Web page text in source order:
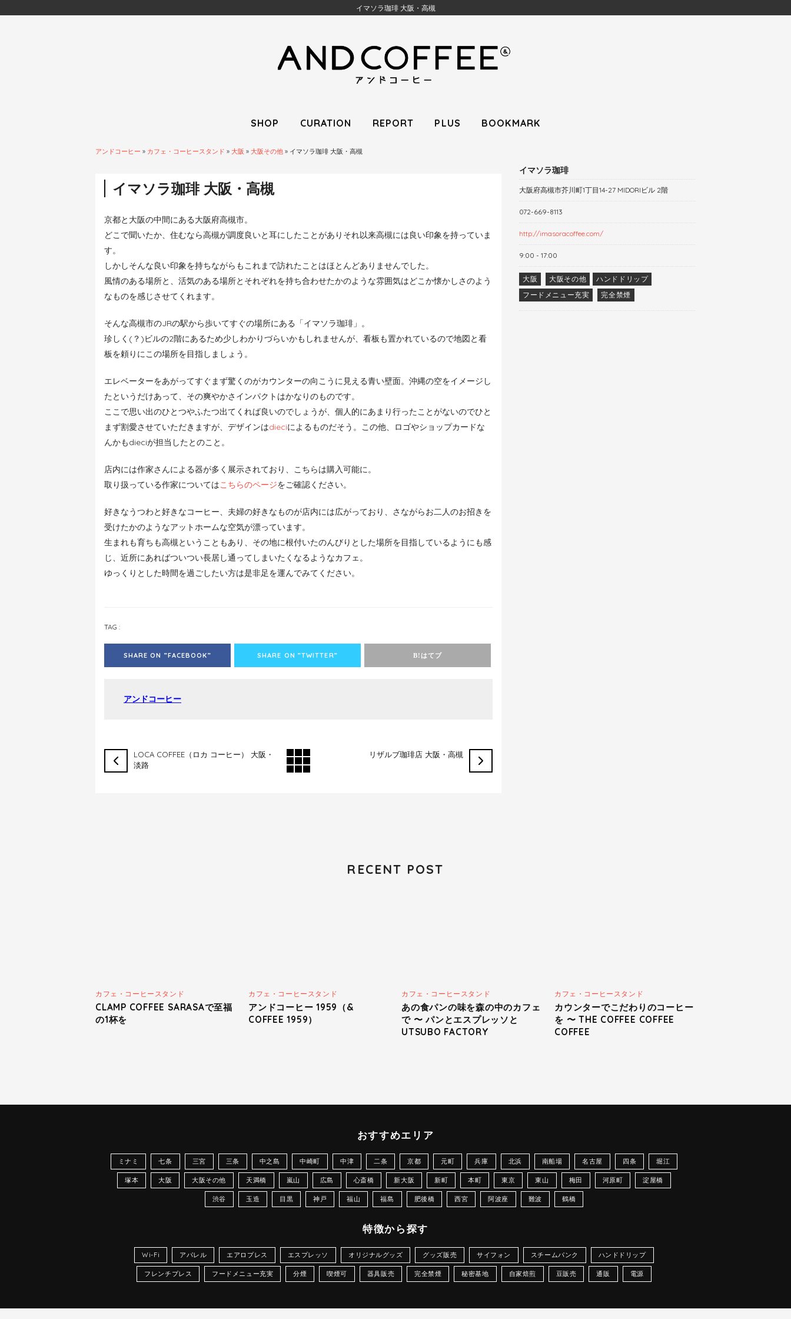
イマソラ珈琲 大阪・高槻
SHOP CURATION REPORT PLUS BOOKMARK
アンドコーヒー » カフェ・コーヒースタンド » 大阪 » 大阪その他 » イマソラ珈琲 大阪・高槻
イマソラ珈琲 大阪・高槻
京都と大阪の中間にある大阪府高槻市。
どこで聞いたか、住むなら高槻が調度良いと耳にしたことがありそれ以来高槻には良い印象を持っていま
す。
しかしそんな良い印象を持ちながらもこれまで訪れたことはほとんどありませんでした。
風情のある場所と、活気のある場所とそれぞれを持ち合わせたかのような雰囲気はどこか懐かしさのよう
なものを感じさせてくれます。
そんな高槻市のJRの駅から歩いてすぐの場所にある「イマソラ珈琲」。
珍しく(？)ビルの2階にあるため少しわかりづらいかもしれませんが、看板も置かれているので地図と看
板を頼りにこの場所を目指しましょう。
エレベーターをあがってすぐまず驚くのがカウンターの向こうに見える青い壁面。沖縄の空をイメージし
たというだけあって、その爽やかさインパクトはかなりのものです。
ここで思い出のひとつやふたつ出てくれば良いのでしょうが、個人的にあまり行ったことがないのでひと
まず割愛させていただきますが、デザインはdieciによるものだそう。この他、ロゴやショップカードな
んかもdieciが担当したとのこと。
店内には作家さんによる器が多く展示されており、こちらは購入可能に。
取り扱っている作家についてはこちらのページをご確認ください。
好きなうつわと好きなコーヒー、夫婦の好きなものが店内には広がっており、さながらお二人のお招きを
受けたかのようなアットホームな空気が漂っています。
生まれも育ちも高槻ということもあり、その地に根付いたのんびりとした場所を目指しているようにも感
じ、近所にあればついつい長居し通ってしまいたくなるようなカフェ。
ゆっくりとした時間を過ごしたい方は是非足を運んでみてください。
TAG :
SHARE ON ”FACEBOOK” SHARE ON ”TWITTER” B! はてブ
アンドコーヒー
LOCA COFFEE（ロカ コーヒー） 大阪・
淡路
リザルブ珈琲店 大阪・高槻
イマソラ珈琲
大阪府高槻市芥川町1丁目14-27 MIDORIビル 2階
072-669-8113
http://imasoracoffee.com/
9:00 - 17:00
大阪 大阪その他
ハンドドリップ
フードメニュー充実
完全禁煙
RECENT POST
カフェ・コーヒースタンド
CLAMP COFFEE SARASAで至福
の1杯を
カフェ・コーヒースタンド
アンドコーヒー 1959（&
COFFEE 1959）
カフェ・コーヒースタンド
あの食パンの味を森の中のカフェ
で 〜 パンとエスプレッソと
UTSUBO FACTORY
カフェ・コーヒースタンド
カウンターでこだわりのコーヒー
を 〜 THE COFFEE COFFEE
COFFEE
おすすめエリア
ミナミ 七条 三宮 三条 中之島 中崎町 中津 二条 京都 元町 兵庫 北浜 南船場 名古屋 四条 堀江
塚本 大阪 大阪その他 天満橋 嵐山 広島 心斎橋 新大阪 新町 本町 東京 東山 梅田 河原町 淀屋橋
渋谷 玉造 目黒 神戸 福山 福島 肥後橋 西宮 阿波座 難波 鶴橋
特徴から探す
Wi-Fi アパレル エアロプレス エスプレッソ オリジナルグッズ グッズ販売 サイフォン スチームパンク ハンドドリップ
フレンチプレス フードメニュー充実 分煙 喫煙可 器具販売 完全禁煙 秘密基地 自家焙煎 豆販売 通販 電源